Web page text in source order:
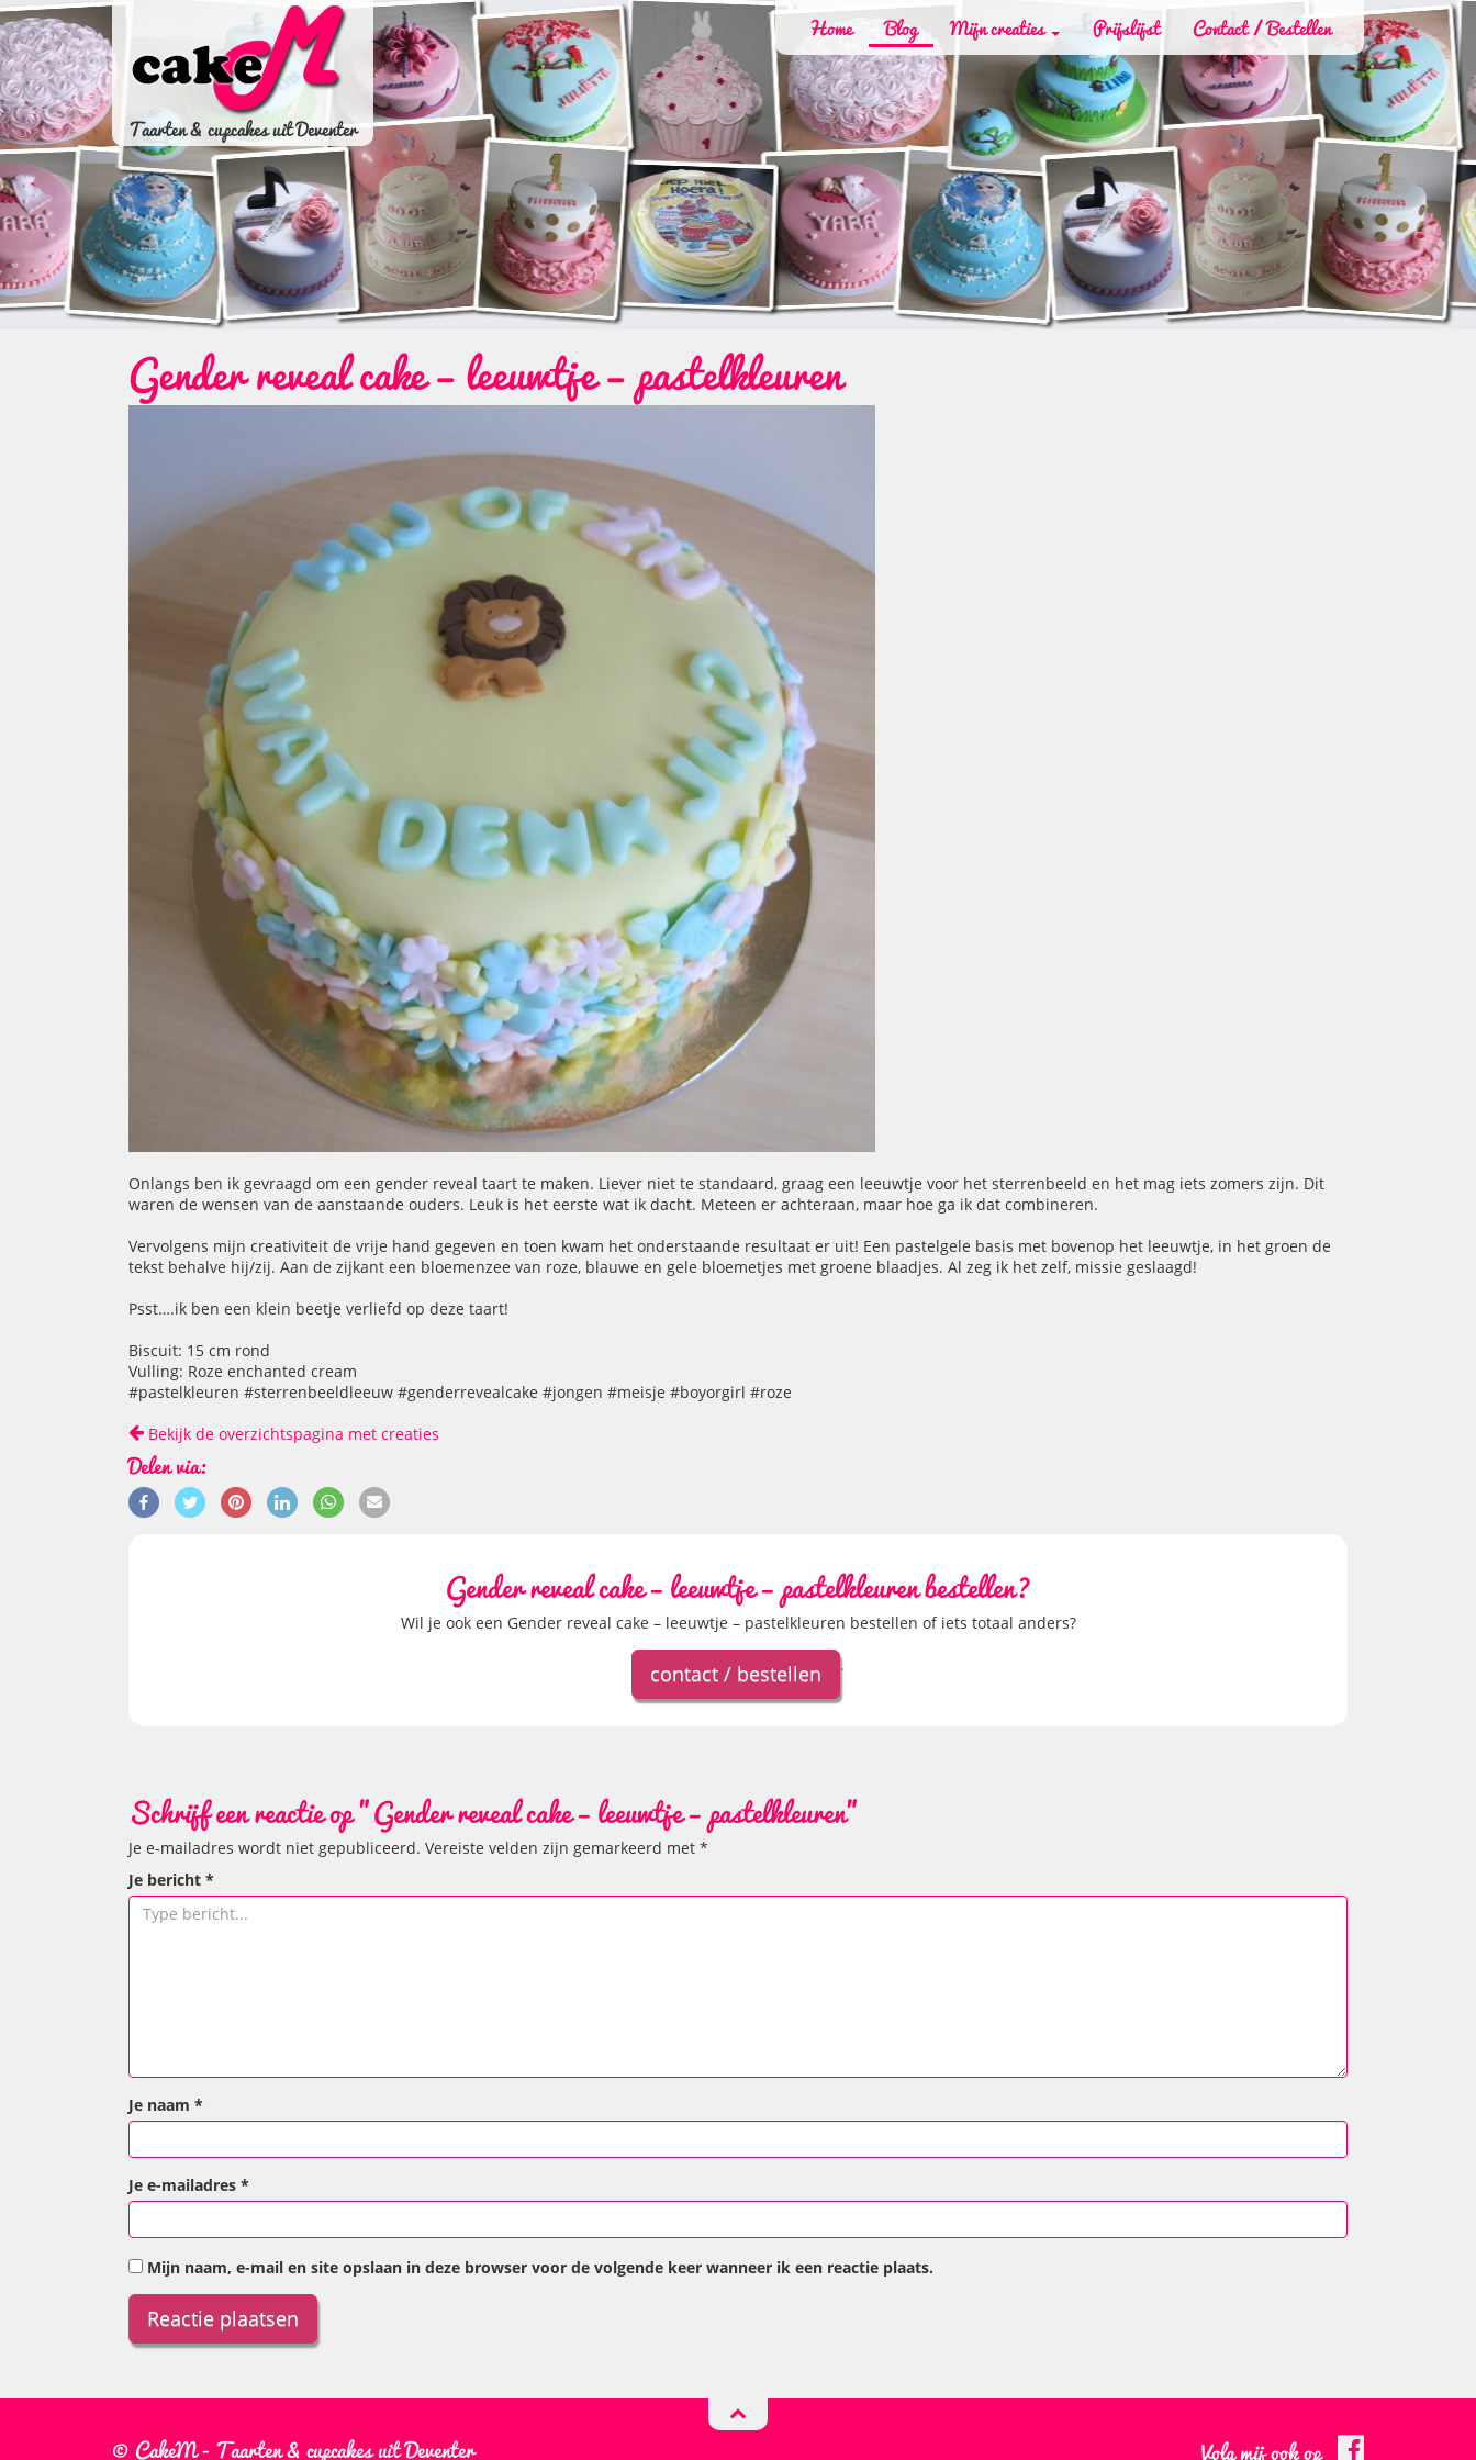
Taarten & cupcakes uit Deventer
Home Blog Mijn creaties Prijslijst Contact / Bestellen
Gender reveal cake – leeuwtje – pastelkleuren
Onlangs ben ik gevraagd om een gender reveal taart te maken. Liever niet te standaard, graag een leeuwtje voor het sterrenbeeld en het mag iets zomers zijn. Dit
waren de wensen van de aanstaande ouders. Leuk is het eerste wat ik dacht. Meteen er achteraan, maar hoe ga ik dat combineren.
Vervolgens mijn creativiteit de vrije hand gegeven en toen kwam het onderstaande resultaat er uit! Een pastelgele basis met bovenop het leeuwtje, in het groen de
tekst behalve hij/zij. Aan de zijkant een bloemenzee van roze, blauwe en gele bloemetjes met groene blaadjes. Al zeg ik het zelf, missie geslaagd!
Psst….ik ben een klein beetje verliefd op deze taart!
Biscuit: 15 cm rond
Vulling: Roze enchanted cream
#pastelkleuren #sterrenbeeldleeuw #genderrevealcake #jongen #meisje #boyorgirl #roze
Bekijk de overzichtspagina met creaties
Delen via:
Gender reveal cake – leeuwtje – pastelkleuren bestellen?
Wil je ook een Gender reveal cake – leeuwtje – pastelkleuren bestellen of iets totaal anders?
contact / bestellen .
Schrijf een reactie op "Gender reveal cake – leeuwtje – pastelkleuren"
Je e-mailadres wordt niet gepubliceerd. Vereiste velden zijn gemarkeerd met *
Je bericht *
Je naam *
Je e-mailadres *
Mijn naam, e-mail en site opslaan in deze browser voor de volgende keer wanneer ik een reactie plaats.
© CakeM - Taarten & cupcakes uit Deventer Volg mij ook op